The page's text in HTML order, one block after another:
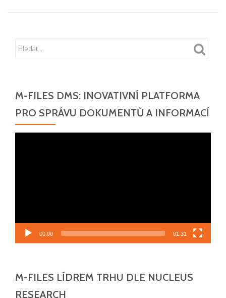
INFORMAČNÝ
5.
2019,
M-FILES DMS: INOVATIVNÍ PLATFORMA
PRO SPRÁVU DOKUMENTŮ A INFORMACÍ
00:00 01:31
M-FILES LÍDREM TRHU DLE NUCLEUS
RESEARCH